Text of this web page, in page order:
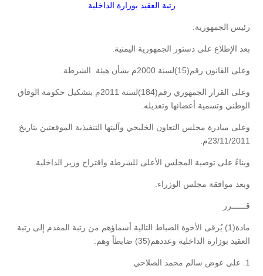
رتبة العقيد بوزارة الداخلية
رئيس الجمهورية:
بعد الإطلاع على دستور الجمهورية اليمنية.
وعلى القانون رقم(15)لسنة 2000م بشأن هيئة الشرطة.
وعلى القرار الجمهوري رقم(184)لسنة 2011م بتشكيل حكومة الوفاق
الوطني وتسمية أعضائها وتعديله.
وعلى مبادرة مجلس التعاون الخليجي وآليتها التنفيذية الموقعتين بتاريخ
23/11/2011م.
وبناءً على توصية المجلس الأعلى للشرطة واقتراح وزير الداخلية.
وبعد موافقة مجلس الوزراء.
قــــــرر
مادة(1) يُرقى الأخوة الضباط التالية أسماؤهم من رتبة المقدم إلى رتبة
العقيد بوزارة الداخلية وعددهم(35) ضابطاً وهم:
1. علي عوض سالم محمد الصلاحي